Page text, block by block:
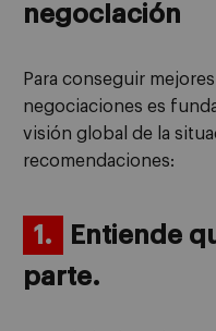
negocIación
Para conseguir
negociaciones es
visión global de la
recomendaciones:
1.
Entiende
parte.